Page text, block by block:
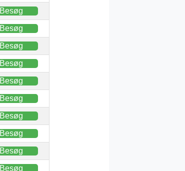
Besøg
Besøg
Besøg
Besøg
Besøg
Besøg
Besøg
Besøg
Besøg
Besøg